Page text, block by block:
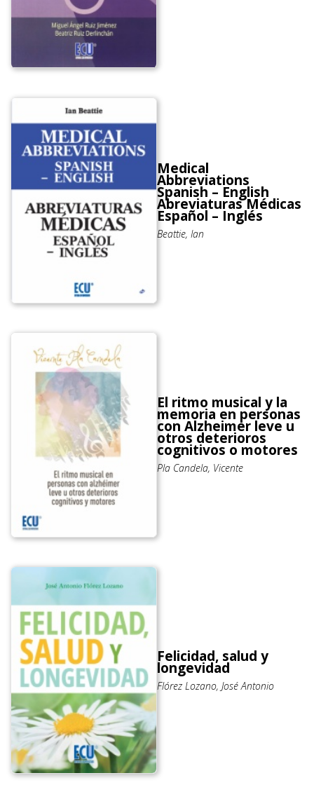
Medical
Abbreviations
Spanish – English
Abreviaturas Médicas
Español – Inglés
Beattie, Ian
El ritmo musical y la
memoria en personas
con Alzheimer leve u
otros deterioros
cognitivos o motores
Pla Candela, Vicente
Felicidad, salud y
longevidad
Flórez Lozano, José Antonio